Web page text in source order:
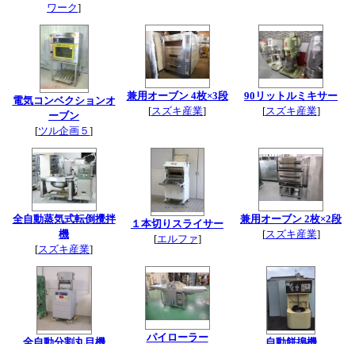
ワーク]
電気コンベクションオ
ーブン
[ツル企画５ ]
兼用オーブン 4枚×3段
[スズキ産業]
90リットルミキサー
[スズキ産業]
全自動蒸気式転倒攪拌
機
[スズキ産業]
１本切りスライサー
[エルファ]
兼用オーブン 2枚×2段
[スズキ産業]
パイローラー